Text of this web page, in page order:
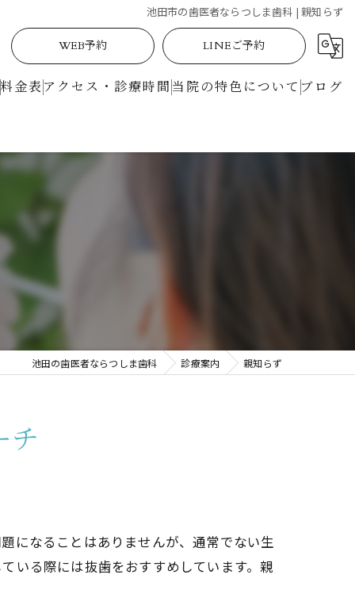
池田市の歯医者ならつしま歯科 | 親知らず
WEB予約 LINEご予約
料金表アクセス・診療時間 当院の特色について ブログ
池田の歯医者ならつしま歯科 診療案内 親知らず
チ
になることはありませんが、通常でない生
いる際には抜歯をおすすめしています。親